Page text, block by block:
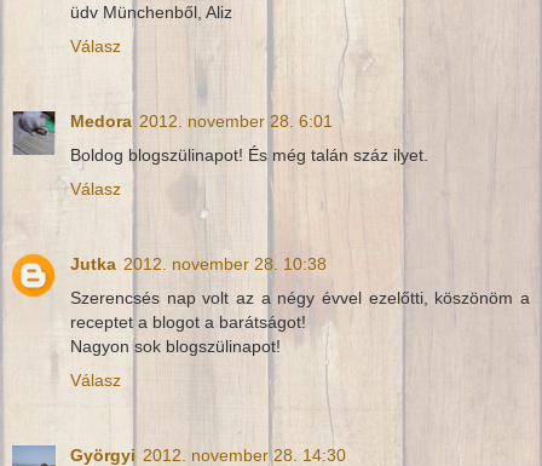
üdv Münchenből, Aliz
Válasz
Medora 2012. november 28. 6:01
Boldog blogszülinapot! És még talán száz ilyet.
Válasz
Jutka 2012. november 28. 10:38
Szerencsés nap volt az a négy évvel ezelőtti, köszönöm a
receptet a blogot a barátságot!
Nagyon sok blogszülinapot!
Válasz
Györgyi 2012. november 28. 14:30